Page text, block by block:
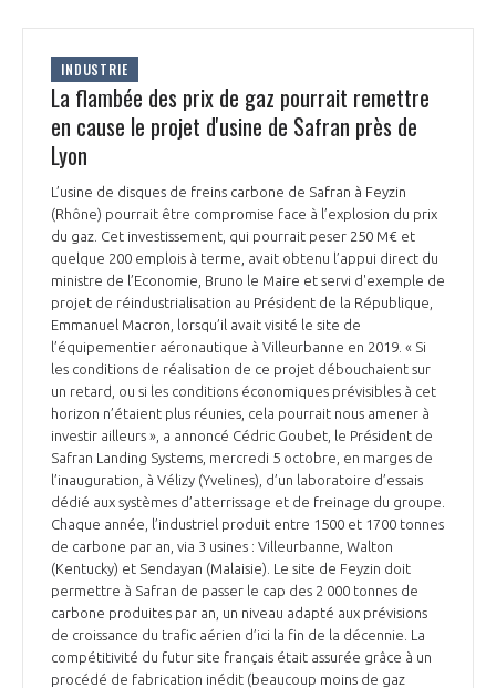
INDUSTRIE
La flambée des prix de gaz pourrait remettre
en cause le projet d'usine de Safran près de
Lyon
L’usine de disques de freins carbone de Safran à Feyzin
(Rhône) pourrait être compromise face à l’explosion du prix
du gaz. Cet investissement, qui pourrait peser 250 M€ et
quelque 200 emplois à terme, avait obtenu l’appui direct du
ministre de l’Economie, Bruno le Maire et servi d'exemple de
projet de réindustrialisation au Président de la République,
Emmanuel Macron, lorsqu’il avait visité le site de
l’équipementier aéronautique à Villeurbanne en 2019. « Si
les conditions de réalisation de ce projet débouchaient sur
un retard, ou si les conditions économiques prévisibles à cet
horizon n’étaient plus réunies, cela pourrait nous amener à
investir ailleurs », a annoncé Cédric Goubet, le Président de
Safran Landing Systems, mercredi 5 octobre, en marges de
l’inauguration, à Vélizy (Yvelines), d’un laboratoire d’essais
dédié aux systèmes d’atterrissage et de freinage du groupe.
Chaque année, l’industriel produit entre 1500 et 1700 tonnes
de carbone par an, via 3 usines : Villeurbanne, Walton
(Kentucky) et Sendayan (Malaisie). Le site de Feyzin doit
permettre à Safran de passer le cap des 2 000 tonnes de
carbone produites par an, un niveau adapté aux prévisions
de croissance du trafic aérien d’ici la fin de la décennie. La
compétitivité du futur site français était assurée grâce à un
procédé de fabrication inédit (beaucoup moins de gaz